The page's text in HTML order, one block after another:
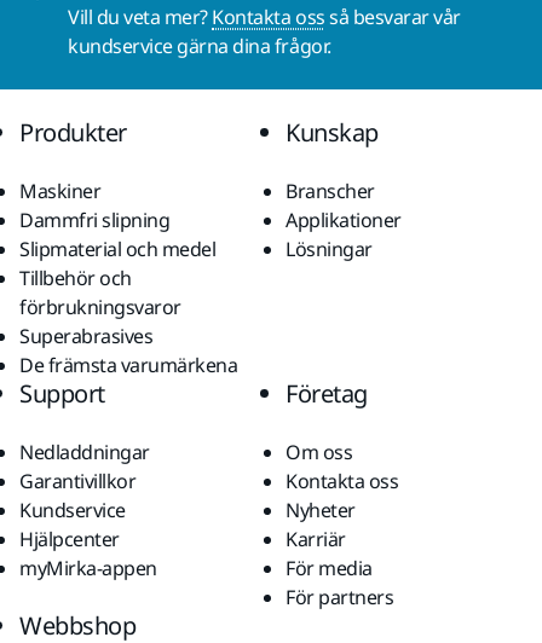
Vill du veta mer?Kontakta ossså besvarar vår
kundservice gärna dina frågor.
Produkter
Maskiner
Dammfri slipning
Slipmaterial och medel
Tillbehör och
förbrukningsvaror
Superabrasives
De främsta varumärkena
Kunskap
Branscher
Applikationer
Lösningar
Support
Nedladdningar
Garantivillkor
Kundservice
Hjälpcenter
myMirka-appen
Företag
Om oss
Kontakta oss
Nyheter
Karriär
För media
För partners
Webbshop